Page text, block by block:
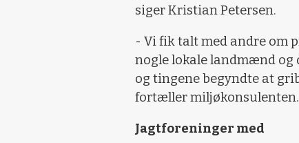
siger Kristian Petersen.
- Vi fik talt med andre om
nogle lokale landmænd og
og tingene begyndte at
fortæller miljøkonsulenten.
Jagtforeninger med